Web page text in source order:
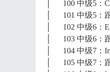
│ 100 中级5：
│ 101 中级5：
│ 102 中级6：
│ 103 中级6：
│ 104 中级7：
│ 105 中级7：